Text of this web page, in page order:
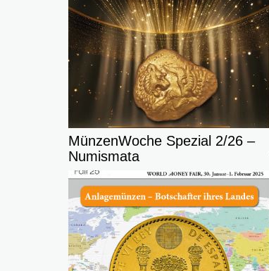
MünzenWoche Spezial 2/26 –
Numismata